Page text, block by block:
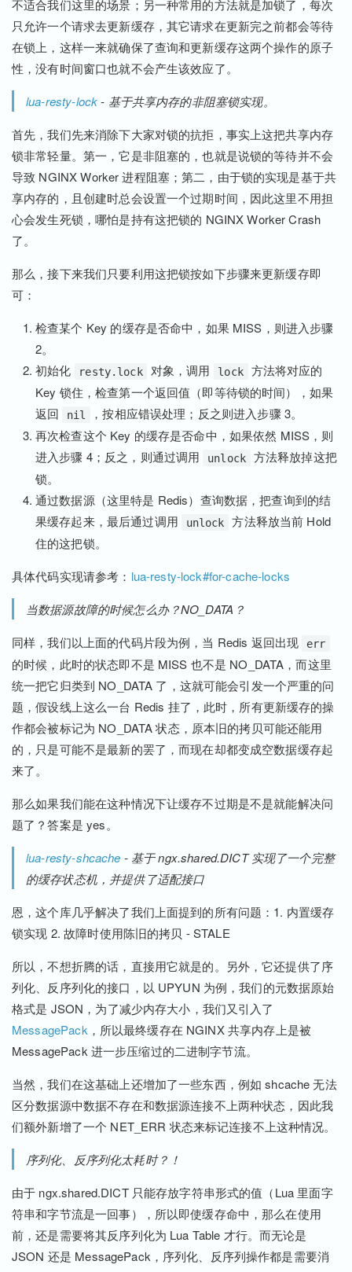
不适合我们这里的场景；另一种常用的方法就是加锁了，每次
只允许一个请求去更新缓存，其它请求在更新完之前都会等待
在锁上，这样一来就确保了查询和更新缓存这两个操作的原子
性，没有时间窗口也就不会产生该效应了。
lua-resty-lock- 基于共享内存的非阻塞锁实现。
首先，我们先来消除下大家对锁的抗拒，事实上这把共享内存
锁非常轻量。第一，它是非阻塞的，也就是说锁的等待并不会
导致 NGINX Worker 进程阻塞；第二，由于锁的实现是基于共
享内存的，且创建时总会设置一个过期时间，因此这里不用担
心会发生死锁，哪怕是持有这把锁的 NGINX Worker Crash
了。
那么，接下来我们只要利用这把锁按如下步骤来更新缓存即
可：
检查某个 Key 的缓存是否命中，如果 MISS，则进入步骤
2。
初始化
resty.lock 对象，调用 lock
方法将对应的
Key 锁住，检查第一个返回值（即等待锁的时间），如果
返回
nil
，按相应错误处理；反之则进入步骤 3。
再次检查这个 Key 的缓存是否命中，如果依然 MISS，则
进入步骤 4；反之，则通过调用
unlock
方法释放掉这把
锁。
通过数据源（这里特是 Redis）查询数据，把查询到的结
果缓存起来，最后通过调用
unlock
方法释放当前 Hold
住的这把锁。
具体代码实现请参考： lua-resty-lock#for-cache-locks
当数据源故障的时候怎么办？NO_DATA？
同样，我们以上面的代码片段为例，当 Redis 返回出现
err
的时候，此时的状态即不是 MISS 也不是 NO_DATA，而这里
统一把它归类到 NO_DATA 了，这就可能会引发一个严重的问
题，假设线上这么一台 Redis 挂了，此时，所有更新缓存的操
作都会被标记为 NO_DATA 状态，原本旧的拷贝可能还能用
的，只是可能不是最新的罢了，而现在却都变成空数据缓存起
来了。
那么如果我们能在这种情况下让缓存不过期是不是就能解决问
题了？答案是 yes。
lua-resty-shcache - 基于 ngx.shared.DICT 实现了一个完整
的缓存状态机，并提供了适配接口
恩，这个库几乎解决了我们上面提到的所有问题：1. 内置缓存
锁实现 2. 故障时使用陈旧的拷贝 - STALE
所以，不想折腾的话，直接用它就是的。另外，它还提供了序
列化、反序列化的接口，以 UPYUN 为例，我们的元数据原始
格式是 JSON，为了减少内存大小，我们又引入了
MessagePack，所以最终缓存在 NGINX 共享内存上是被
MessagePack 进一步压缩过的二进制字节流。
当然，我们在这基础上还增加了一些东西，例如 shcache 无法
区分数据源中数据不存在和数据源连接不上两种状态，因此我
们额外新增了一个 NET_ERR 状态来标记连接不上这种情况。
序列化、反序列化太耗时？！
由于 ngx.shared.DICT 只能存放字符串形式的值（Lua 里面字
符串和字节流是一回事），所以即使缓存命中，那么在使用
前，还是需要将其反序列化为 Lua Table 才行。而无论是
JSON 还是 MessagePack，序列化、反序列操作都是需要消